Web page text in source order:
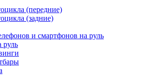
(передние)
(задние)
и смартфонов на руль
руль